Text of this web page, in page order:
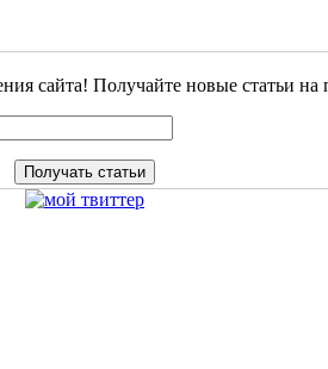
сайта! Получайте новые статьи на